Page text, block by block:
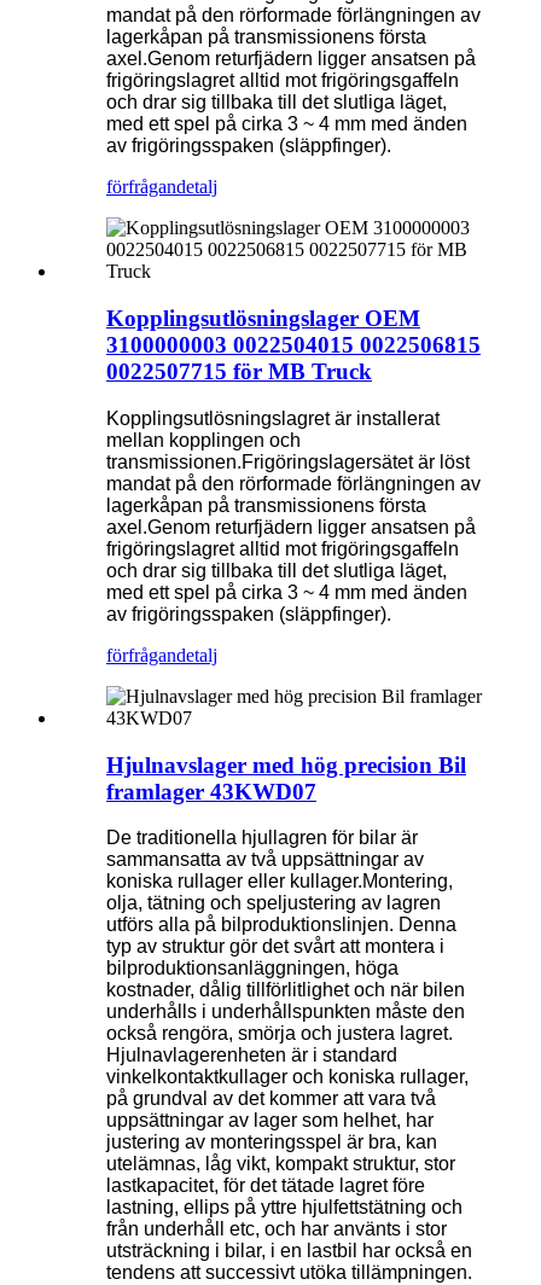
mandat på den rörformade förlängningen av
lagerkåpan på transmissionens första
axel.Genom returfjädern ligger ansatsen på
frigöringslagret alltid mot frigöringsgaffeln
och drar sig tillbaka till det slutliga läget,
med ett spel på cirka 3 ~ 4 mm med änden
av frigöringsspaken (släppfinger).
förfrågandetalj
Kopplingsutlösningslager OEM
3100000003 0022504015 0022506815
0022507715 för MB Truck
Kopplingsutlösningslagret är installerat
mellan kopplingen och
transmissionen.Frigöringslagersätet är löst
mandat på den rörformade förlängningen av
lagerkåpan på transmissionens första
axel.Genom returfjädern ligger ansatsen på
frigöringslagret alltid mot frigöringsgaffeln
och drar sig tillbaka till det slutliga läget,
med ett spel på cirka 3 ~ 4 mm med änden
av frigöringsspaken (släppfinger).
förfrågandetalj
Hjulnavslager med hög precision Bil
framlager 43KWD07
De traditionella hjullagren för bilar är
sammansatta av två uppsättningar av
koniska rullager eller kullager.Montering,
olja, tätning och speljustering av lagren
utförs alla på bilproduktionslinjen. Denna
typ av struktur gör det svårt att montera i
bilproduktionsanläggningen, höga
kostnader, dålig tillförlitlighet och när bilen
underhålls i underhållspunkten måste den
också rengöra, smörja och justera lagret.
Hjulnavlagerenheten är i standard
vinkelkontaktkullager och koniska rullager,
på grundval av det kommer att vara två
uppsättningar av lager som helhet, har
justering av monteringsspel är bra, kan
utelämnas, låg vikt, kompakt struktur, stor
lastkapacitet, för det tätade lagret före
lastning, ellips på yttre hjulfettstätning och
från underhåll etc, och har använts i stor
utsträckning i bilar, i en lastbil har också en
tendens att successivt utöka tillämpningen.